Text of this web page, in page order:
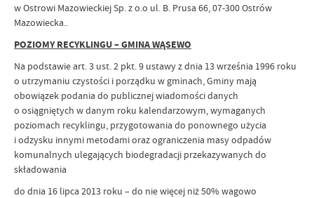
w Ostrowi Mazowieckiej Sp. z o.o ul. B. Prusa 66, 07-300 Ostrów
Mazowiecka..
POZIOMY RECYKLINGU – GMINA WĄSEWO
Na podstawie art. 3 ust. 2 pkt. 9 ustawy z dnia 13 września 1996 roku
o utrzymaniu czystości i porządku w gminach, Gminy mają
obowiązek podania do publicznej wiadomości danych
o osiągniętych w danym roku kalendarzowym, wymaganych
poziomach recyklingu, przygotowania do ponownego użycia
i odzysku innymi metodami oraz ograniczenia masy odpadów
komunalnych ulegających biodegradacji przekazywanych do
składowania
do dnia 16 lipca 2013 roku – do nie więcej niż 50% wagowo